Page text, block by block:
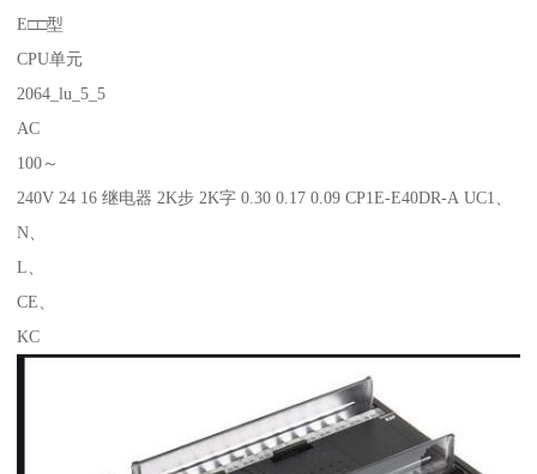
E□□型
CPU单元
2064_lu_5_5
AC
100～
240V 24 16 继电器 2K步 2K字 0.30 0.17 0.09 CP1E-E40DR-A UC1、
N、
L、
CE、
KC